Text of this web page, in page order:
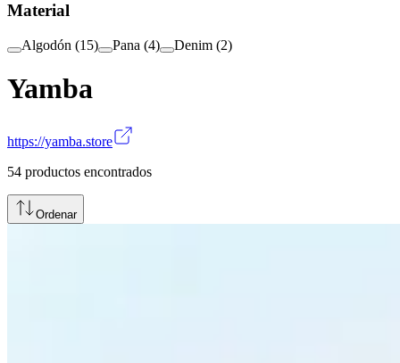
Material
Algodón (15) Pana (4) Denim (2)
Yamba
https://yamba.store
54 productos encontrados
Ordenar